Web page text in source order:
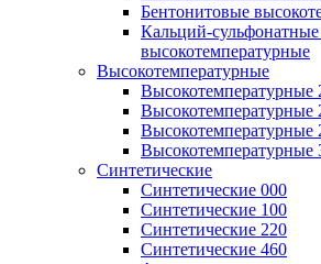
Бентонитовые
Кальций-
высокотемпературные
Высокотемпературные
Высокотемпературные
Высокотемпературные
Высокотемпературные
Высокотемпературные
Синтетические
Синтетические 000
Синтетические 100
Синтетические 220
Синтетические 460